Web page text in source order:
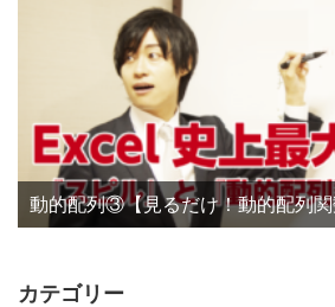
動的配列③【見るだけ！動的配列
カテゴリー